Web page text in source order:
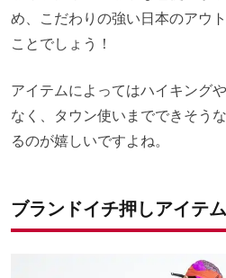
め、こだわりの強い日本のアウ
ことでしょう！
アイテムによってはハイキング
なく、タウン使いまでできそう
るのが嬉しいですよね。
ブランドイチ押しアイテ